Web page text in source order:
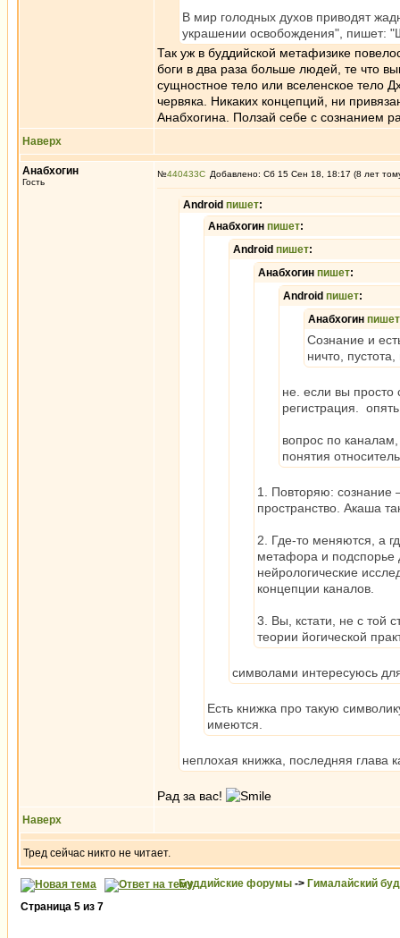
В мир голодных духов приводят
украшении освобождения", пишет:
Так уж в буддийской метафизике
боги в два раза больше людей, те что
сущностное тело или вселенское тело
червяка. Никаких концепций, ни
Анабхогина. Ползай себе с сознанием
Наверх
Анабхогин
Гость
№440433 Добавлено: Сб 15 Сен 18, 18:17 (8 лет
Android пишет:
Анабхогин пишет:
Android пишет:
Анабхогин пишет:
Android пишет:
Анабхогин пишет
Сознание и
ничто,
не. если вы просто
регистрация.
вопрос по
понятия
1. Повторяю: сознание
пространство. Акаша
2. Где-то меняются, а
метафора и подспорье
нейрологические
концепции каналов.
3. Вы, кстати, не с той
теории йогической
символами интересуюсь
Есть книжка про такую
имеются.
неплохая книжка, последняя глава
Рад за вас!
Наверх
Тред сейчас никто не читает.
Буддийские форумы -> Гималайский
Страница 5 из 7